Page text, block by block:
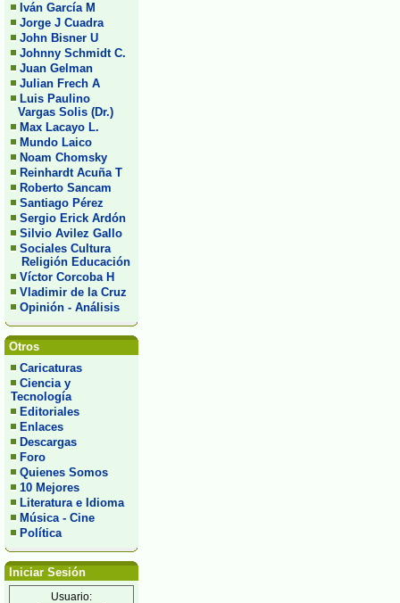
Iván García M
Jorge J Cuadra
John Bisner U
Johnny Schmidt C.
Juan Gelman
Julian Frech A
Luis Paulino
Vargas Solis (Dr.)
Max Lacayo L.
Mundo Laico
Noam Chomsky
Reinhardt Acuña T
Roberto Sancam
Santiago Pérez
Sergio Erick Ardón
Silvio Avilez Gallo
Sociales Cultura
Religión Educación
Víctor Corcoba H
Vladimir de la Cruz
Opinión - Análisis
Otros
Caricaturas
Ciencia y
Tecnología
Editoriales
Enlaces
Descargas
Foro
Quienes Somos
10 Mejores
Literatura e Idioma
Música - Cine
Política
Iniciar Sesión
Usuario: